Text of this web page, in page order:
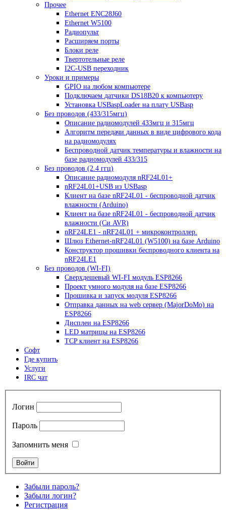
Прочее
Ethernet ENC28J60
Ethernet W5100
Радиопульт
Расширяем порты
Блоки реле
Твертотельные реле
I2C-USB переходник
Уроки и примеры
GPIO на любом компьютере
Подключаем датчики DS18B20 к компьютеру
Установка USBaspLoader на плату USBasp
Без проводов (433/315мгц)
Описание радиомодулей 433мгц и 315мгц
Алгоритм передачи данных в виде цифрового кода
на радиомодулях
Беспроводной датчик температуры и влажности на
базе радиомодулей 433/315
Без проводов (2.4 ггц)
Описание радиомодуля nRF24L01+
nRF24L01+USB из USBasp
Клиент на базе nRF24L01 - беспроводной датчик
влажности (Arduino)
Клиент на базе nRF24L01 - беспроводной датчик
влажности (Си AVR)
nRF24LE1 - nRF24L01 + микроконтроллер.
Шлюз Ethernet-nRF24L01 (W5100) на базе Arduino
Конструктор прошивки беспроводного клиента на
nRF24LE1
Без проводов (WI-FI)
Сверхдешевый WI-FI модуль ESP8266
Проект умного модуля на базе ESP8266
Прошивка и запуск модуля ESP8266
Отправка данных на web сервер (MajorDoMo) на
ESP8266
Дисплеи на ESP8266
LED матрицы на ESP8266
TCP клиент на ESP8266
Софт
Где купить
Услуги
IRC чат
Логин
Пароль
Запомнить меня
Забыли пароль?
Забыли логин?
Регистрация